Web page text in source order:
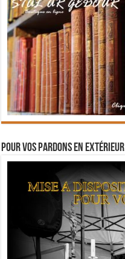
Pour vos pardons en extérieur